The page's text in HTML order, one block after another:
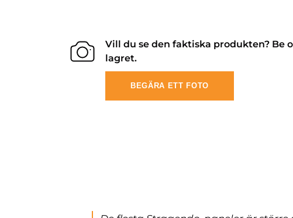
Vill du se den faktiska produkten? Be
lagret.
BEGÄRA ETT FOTO